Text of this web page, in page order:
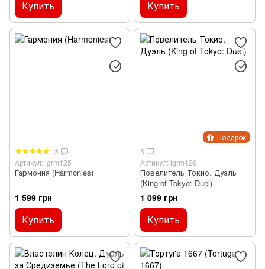
Купить Купить
3
Артикул: igrm125
Гармония (Harmonies)
1 599 грн
Купить
Подарок
3
Артикул: igrm126
Повелитель Токио. Дуэль
(King of Tokyo: Duel)
1 099 грн
Купить